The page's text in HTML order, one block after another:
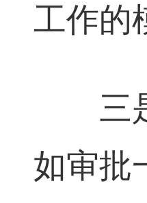
工作的
三是
如审批